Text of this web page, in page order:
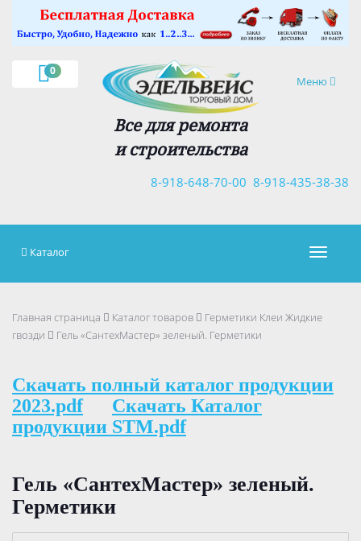
0
Навигация
Меню
Все для ремонта
и строительства
8-918-435-38-38
8-918-648-70-00
×
Каталог
Главная страница Каталог товаров
Герметики Клеи Жидкие
гвозди
Гель «СантехМастер» зеленый. Герметики
Скачать полный каталог продукции
2023.pdf
Скачать Каталог
продукции STM.pdf
Гель «СантехМастер» зеленый.
Герметики